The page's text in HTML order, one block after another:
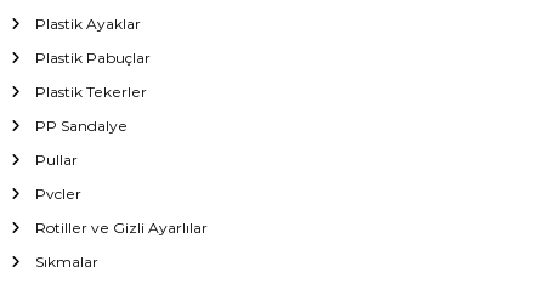
Plastik Ayaklar
Plastik Pabuçlar
Plastik Tekerler
PP Sandalye
Pullar
Pvcler
Rotiller ve Gizli Ayarlılar
Sıkmalar